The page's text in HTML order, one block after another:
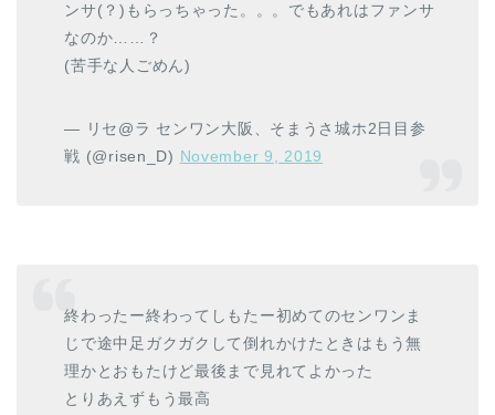
ンサ(？)もらっちゃった。。。でもあれはファンサ
なのか……？
(苦手な人ごめん)
— リセ@ラ センワン大阪、そまうさ城ホ2日目参
戦 (@risen_D) November 9, 2019
終わったー終わってしもたー初めてのセンワンま
じで途中足ガクガクして倒れかけたときはもう無
理かとおもたけど最後まで見れてよかった
とりあえずもう最高